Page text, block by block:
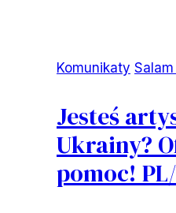
Komunikaty
Jesteś
Ukrainy?
pomoc!